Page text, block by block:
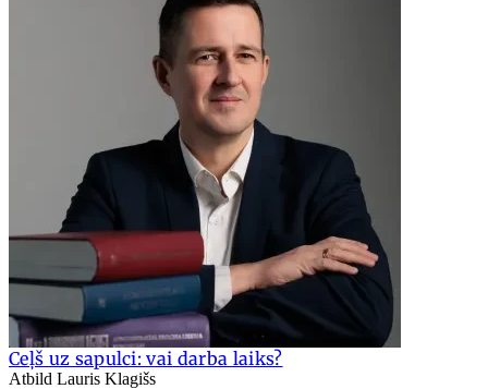
Ceļš uz sapulci: vai darba laiks?
Atbild Lauris Klagišs